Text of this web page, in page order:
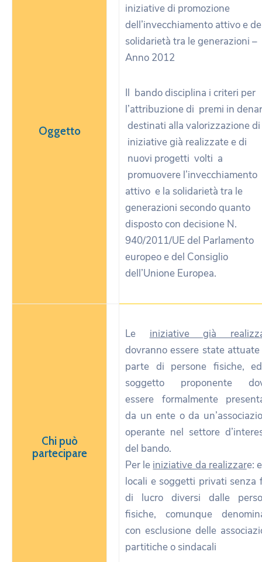
Oggetto
iniziative di promozione
dell’invecchiamento attivo e
solidarietà tra le generazioni –
Anno 2012
Il bando disciplina i criteri per
l’attribuzione di premi in
destinati alla valorizzazione di
iniziative già realizzate e di
nuovi progetti volti a
promuovere l’invecchiamento
attivo e la solidarietà tra le
generazioni secondo quanto
disposto con decisione N.
940/2011/UE del Parlamento
europeo e del Consiglio
dell’Unione Europea.
Chi può
partecipare
Le iniziative già
dovranno essere state
parte di persone fisiche,
soggetto proponente
essere formalmente
da un ente o da
operante nel settore
del bando.
Per le iniziative da realizzare:
locali e soggetti privati senza
di lucro diversi dalle
fisiche, comunque
con esclusione delle
partitiche o sindacali